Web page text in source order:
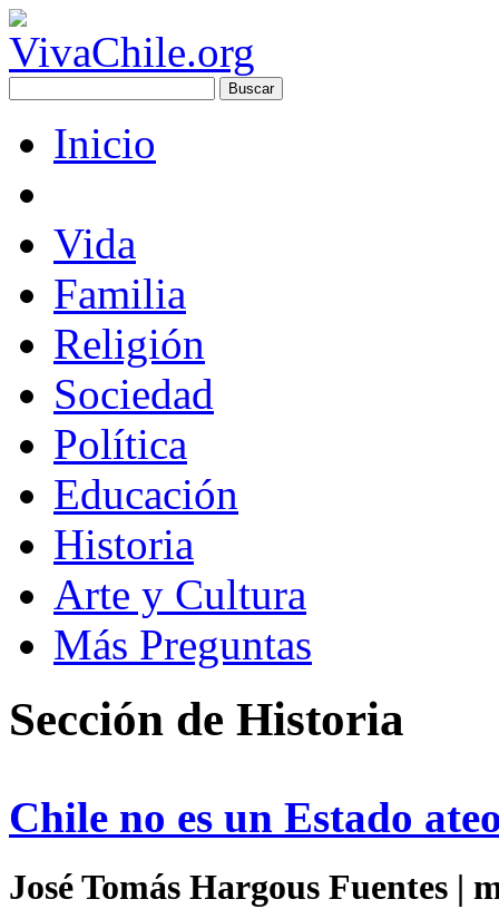
Inicio
Vida
Familia
Religión
Sociedad
Política
Educación
Historia
Arte y Cultura
Más Preguntas
Sección de Historia
Chile no es un Estado
José Tomás Hargous Fuentes |